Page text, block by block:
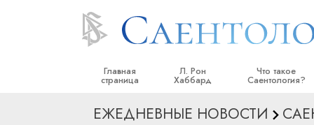
Главная
страница
Л. Рон
Хаббард
Что такое
Саентология?
Верования и
ЕЖЕДНЕВНЫЕ НОВОСТИ